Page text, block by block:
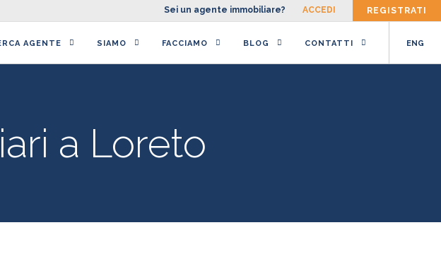
Sei un agente immobiliare? ACCEDI REGISTRATI
AGENTE SIAMO FACCIAMO BLOG CONTATTI ENG
a Loreto